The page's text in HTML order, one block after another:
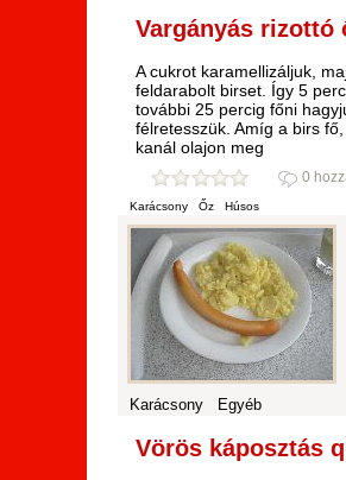
Vargányás rizottó
A cukrot karamellizáljuk,
feldarabolt birset. Így 5
további 25 percig főni
félretesszük. Amíg a birs
kanál olajon meg
0
Karácsony Őz Húsos
Karácsony Egyéb
Vörös káposztás